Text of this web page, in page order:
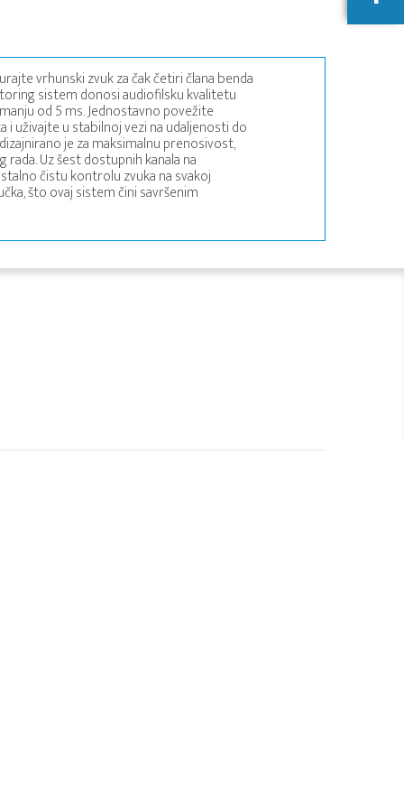
vrhunski zvuk za čak četiri člana benda
sistem donosi audiofilsku kvalitetu
od 5 ms. Jednostavno povežite
i uživajte u stabilnoj vezi na udaljenosti do
je za maksimalnu prenosivost,
Uz šest dostupnih kanala na
čistu kontrolu zvuka na svakoj
što ovaj sistem čini savršenim